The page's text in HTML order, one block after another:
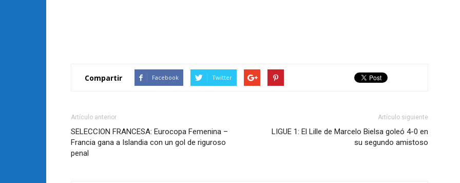
Compartir Facebook Twitter
Artículo anterior
SELECCION FRANCESA: Eurocopa Femenina –
Francia gana a Islandia con un gol de riguroso
penal
Artículo siguiente
LIGUE 1: El Lille de Marcelo Bielsa goleó 4-0 en
su segundo amistoso